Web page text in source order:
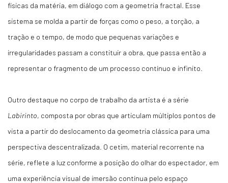
físicas da matéria, em diálogo com a geometria fractal. Esse
sistema se molda a partir de forças como o peso, a torção, a
tração e o tempo, de modo que pequenas variações e
irregularidades passam a constituir a obra, que passa então a
representar o fragmento de um processo contínuo e infinito.
Outro destaque no corpo de trabalho da artista é a série
Labirinto, composta por obras que articulam múltiplos pontos de
vista a partir do deslocamento da geometria clássica para uma
perspectiva descentralizada. O cetim, material recorrente na
série, reflete a luz conforme a posição do olhar do espectador, em
uma experiência visual de imersão contínua pelo espaço